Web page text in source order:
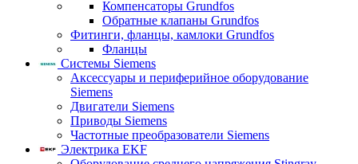
Компенсаторы Grundfos
Обратные клапаны Grundfos
Фитинги, фланцы, камлоки Grundfos
Фланцы
Системы Siemens
Аксессуары и периферийное оборудование
Siemens
Двигатели Siemens
Приводы Siemens
Частотные преобразователи Siemens
Электрика EKF